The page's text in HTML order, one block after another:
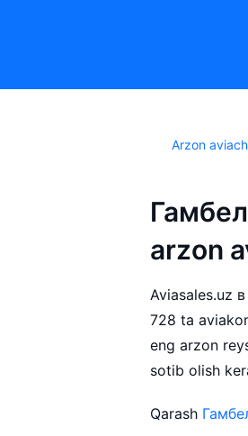
Arzon
arzon
Aviasales.uz
728 ta
eng arzon
sotib olish
Qarash